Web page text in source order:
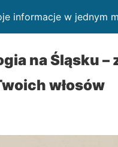
informacje w jednym
na Śląsku –
włosów